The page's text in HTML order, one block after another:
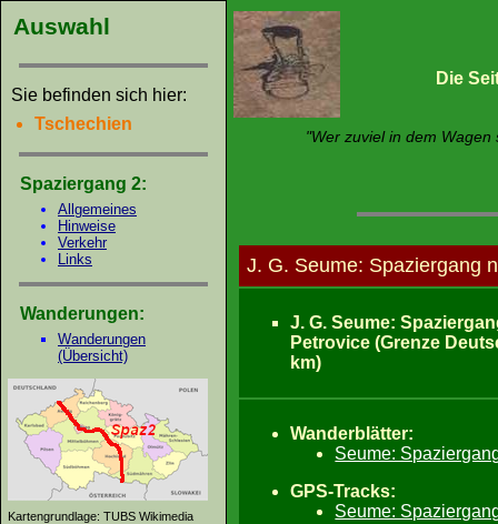
Auswahl
Sie befinden sich hier:
Tschechien
Spaziergang 2:
Allgemeines
Hinweise
Verkehr
Links
Wanderungen:
Wanderungen
(Übersicht)
Kartengrundlage: TUBS Wikimedia
Die
"Wer zuviel in dem
J. G. Seume: Spaziergang
J. G. Seume:
Petrovice (Grenze
km)
Wanderblätter:
Seume:
GPS-Tracks:
Seume: